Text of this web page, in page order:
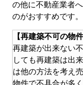
の他に不動産業者
のがおすすめです。
【再建築不可の物
再建築が出来ない
しても再建築は出
は他の方法を考え